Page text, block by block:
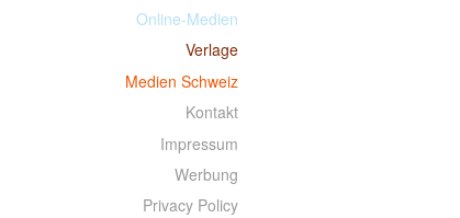
Online-Medien
Verlage
Medien Schweiz
Kontakt
Impressum
Werbung
Privacy Policy